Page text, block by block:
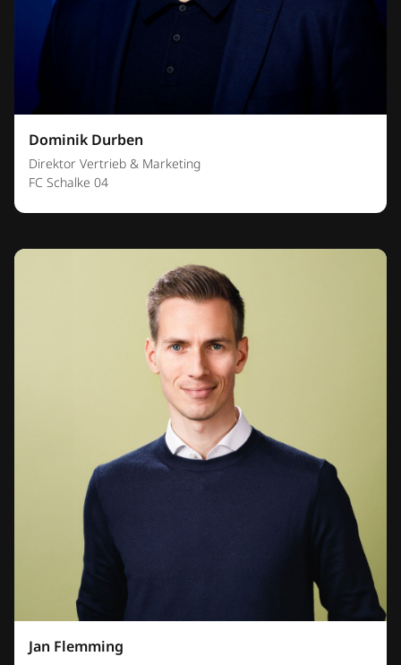
Dominik Durben
Direktor Vertrieb & Marketing
FC Schalke 04
Jan Flemming